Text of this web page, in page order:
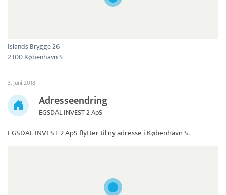
Islands Brygge 26
2300 København S
3. juni 2018
Adresseendring
EGSDAL INVEST 2 ApS
EGSDAL INVEST 2 ApSflytter til ny adresse i København S.